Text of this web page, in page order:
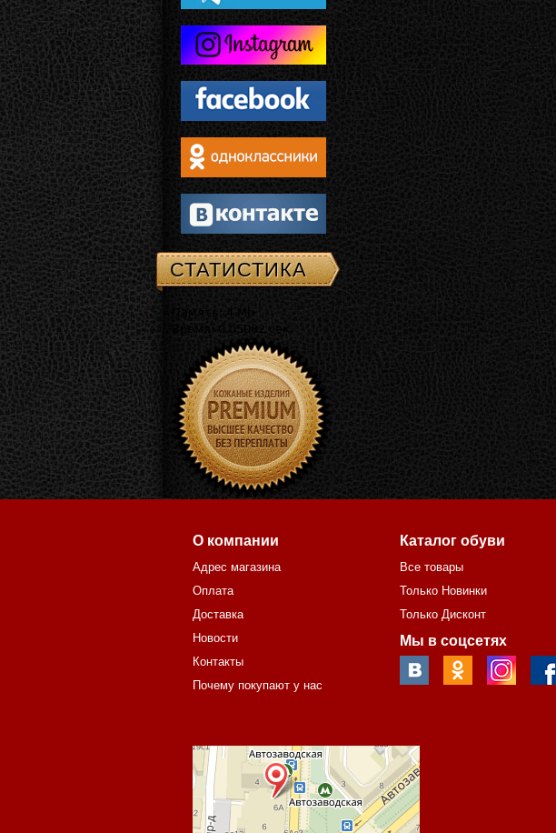
СТАТИСТИКА
Память: 4 Mb
Время: 0.05082 сек.
О компании
Адрес магазина
Оплата
Доставка
Новости
Контакты
Почему покупают у нас
Каталог обуви
Все товары
Только Новинки
Только Дисконт
Мы в соцсетях